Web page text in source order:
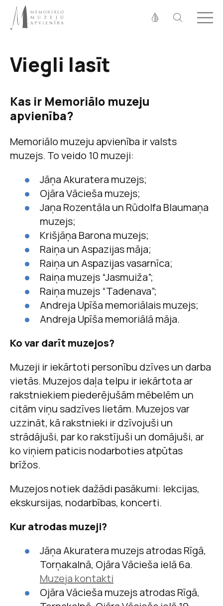
100%
Kontrasts
Viegli lasīt
Kas ir Memoriālo muzeju
apvienība?
Memoriālo muzeju apvienība ir valsts
muzejs. To veido 10 muzeji:
Jāņa Akuratera muzejs;
Ojāra Vācieša muzejs;
Jaņa Rozentāla un Rūdolfa Blaumaņa
muzejs;
Krišjāņa Barona muzejs;
Raiņa un Aspazijas māja;
Raiņa un Aspazijas vasarnīca;
Raiņa muzejs “Jasmuiža”;
Raiņa muzejs “Tadenava”;
Andreja Upīša memoriālais muzejs;
Andreja Upīša memoriālā māja.
Ko var darīt muzejos?
Muzeji ir iekārtoti personību dzīves un darba
vietās. Muzejos daļa telpu ir iekārtota ar
rakstniekiem piederējušām mēbelēm un
citām viņu sadzīves lietām. Muzejos var
uzzināt, kā rakstnieki ir dzīvojuši un
strādājuši, par ko rakstījuši un domājuši, ar
ko viņiem paticis nodarboties atpūtas
brīžos.
Muzejos notiek dažādi pasākumi: lekcijas,
ekskursijas, nodarbības, koncerti.
Kur atrodas muzeji?
Jāņa Akuratera muzejs atrodas Rīgā,
Torņakalnā, Ojāra Vācieša ielā 6a.
Muzeja kontakti
Ojāra Vācieša muzejs atrodas Rīgā,